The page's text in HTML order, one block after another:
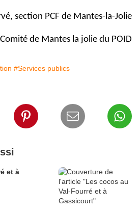
section PCF de Mantes-la-Jolie
de Mantes la jolie du POID
#Services publics
et à